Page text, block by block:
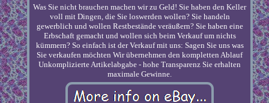
Was Sie nicht brauchen machen wir zu Geld! Sie haben den Keller
voll mit Dingen, die Sie loswerden wollen? Sie handeln
gewerblich und wollen Restbestände veräußern? Sie haben eine
Erbschaft gemacht und wollen sich beim Verkauf um nichts
kümmern? So einfach ist der Verkauf mit uns: Sagen Sie uns was
Sie verkaufen möchten Wir übernehmen den kompletten Ablauf
Unkomplizierte Artikelabgabe - hohe Transparenz Sie erhalten
maximale Gewinne.